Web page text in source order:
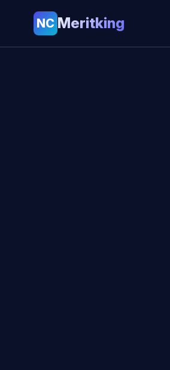
NC Meritking